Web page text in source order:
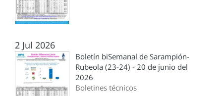
2 Jul 2026
Boletín biSemanal de Sarampión-
Rubeola (23-24) - 20 de junio del
2026
Boletines técnicos